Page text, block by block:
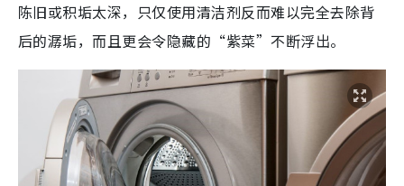
陈旧或积垢太深，只仅使用清洁剂反而难以完全去除背
后的潺垢，而且更会令隐藏的“紫菜”不断浮出。